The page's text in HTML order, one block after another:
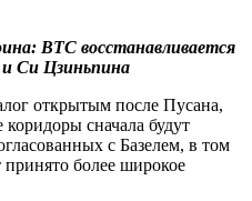
BTC восстанавливается
и Си Цзиньпина
открытым после Пусана,
сначала будут
с Базелем, в том
принято более широкое